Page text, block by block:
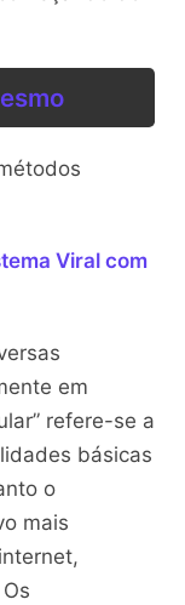
Viral com
em
refere-se a
básicas
o
mais